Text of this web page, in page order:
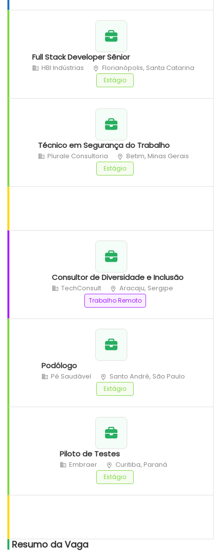
Full Stack Developer Sênior
HBI Indústrias Florianópolis, Santa Catarina
Estágio
Técnico em Segurança do Trabalho
Plurale Consultoria Betim, Minas Gerais
Estágio
Consultor de Diversidade e Inclusão
TechConsult Aracaju, Sergipe
Trabalho Remoto
Podólogo
Pé Saudável Santo André, São Paulo
Estágio
Piloto de Testes
Embraer Curitiba, Paraná
Estágio
Resumo da Vaga